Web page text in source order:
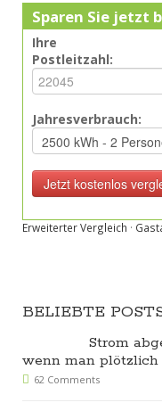
Sparen Sie jetzt
Ihre
Postleitzahl:
Jahresverbrauch:
Erweiterter Vergleich ·
BELIEBTE
Strom
wenn man
62 Comments